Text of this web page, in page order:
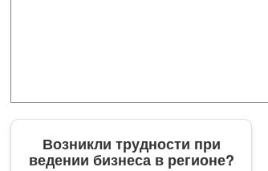
Возникли трудности при
ведении бизнеса в регионе?